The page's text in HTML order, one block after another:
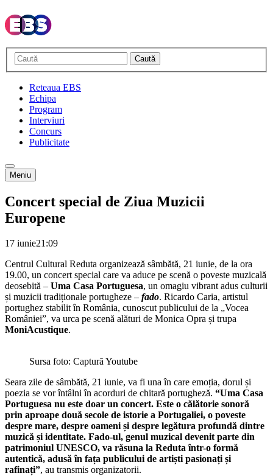
Caută
Reteaua EBS
Echipa
Program
Interviuri
Concurs
Publicitate
Meniu
Concert special de Ziua Muzicii
Europene
17 iunie21:09
Centrul Cultural Reduta organizează sâmbătă, 21 iunie, de la ora
19.00, un concert special care va aduce pe scenă o poveste muzicală
deosebită – Uma Casa Portuguesa, un omagiu vibrant adus culturii
și muzicii tradiționale portugheze – fado. Ricardo Caria, artistul
portughez stabilit în România, cunoscut publicului de la „Vocea
României”, va urca pe scenă alături de Monica Opra și trupa
MoniAcustique.
Sursa foto: Captură Youtube
Seara zile de sâmbătă, 21 iunie, va fi una în care emoția, dorul și
poezia se vor întâlni în acorduri de chitară portugheză. “Uma Casa
Portuguesa nu este doar un concert. Este o călătorie sonoră
prin aproape două secole de istorie a Portugaliei, o poveste
despre mare, despre oameni și despre legătura profundă dintre
muzică și identitate. Fado-ul, genul muzical devenit parte din
patrimoniul UNESCO, va răsuna la Reduta într-o formă
autentică, adusă în fața publicului de artiști pasionați și
rafinați”, au transmis organizatorii.